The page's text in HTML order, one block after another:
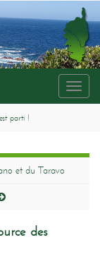
parti !
et du Taravo
des